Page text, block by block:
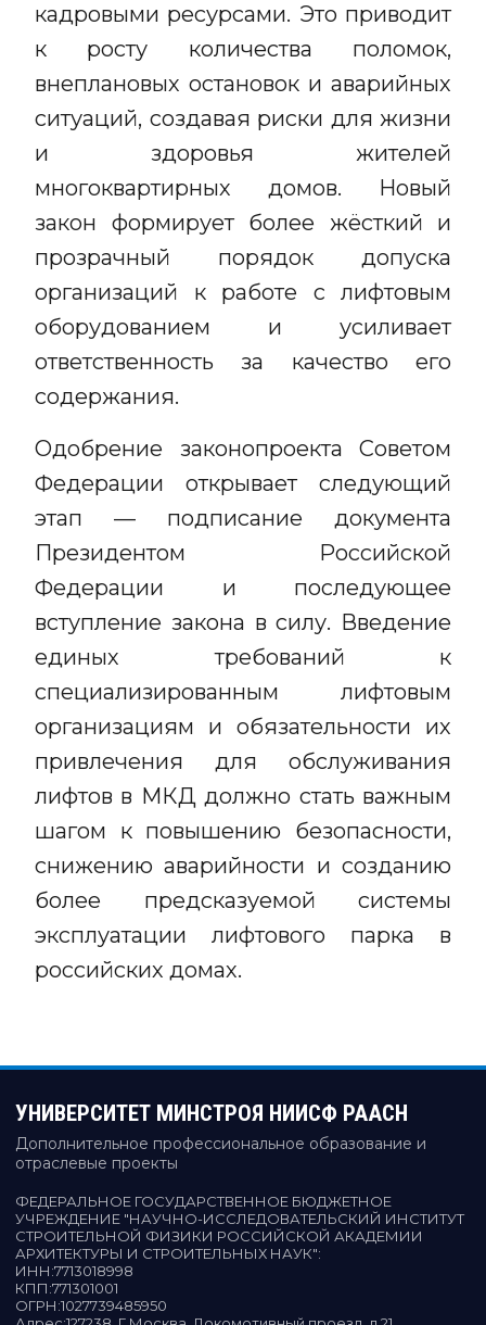
кадровыми ресурсами. Это приводит
к росту количества поломок,
внеплановых остановок и аварийных
ситуаций, создавая риски для жизни
и здоровья жителей
многоквартирных домов. Новый
закон формирует более жёсткий и
прозрачный порядок допуска
организаций к работе с лифтовым
оборудованием и усиливает
ответственность за качество его
содержания.
Одобрение законопроекта Советом
Федерации открывает следующий
этап — подписание документа
Президентом Российской
Федерации и последующее
вступление закона в силу. Введение
единых требований к
специализированным лифтовым
организациям и обязательности их
привлечения для обслуживания
лифтов в МКД должно стать важным
шагом к повышению безопасности,
снижению аварийности и созданию
более предсказуемой системы
эксплуатации лифтового парка в
российских домах.
УНИВЕРСИТЕТ МИНСТРОЯ НИИСФ РААСН
Дополнительное профессиональное образование и
отраслевые проекты
ФЕДЕРАЛЬНОЕ ГОСУДАРСТВЕННОЕ БЮДЖЕТНОЕ
УЧРЕЖДЕНИЕ "НАУЧНО-ИССЛЕДОВАТЕЛЬСКИЙ ИНСТИТУТ
СТРОИТЕЛЬНОЙ ФИЗИКИ РОССИЙСКОЙ АКАДЕМИИ
АРХИТЕКТУРЫ И СТРОИТЕЛЬНЫХ НАУК":
ИНН:7713018998
КПП:771301001
ОГРН:1027739485950